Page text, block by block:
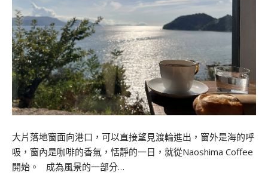
大片落地窗面向港口，可以直接望見渡輪進出，窗外是海的呼
吸，窗內是咖啡的香氣，恬靜的一日，就從Naoshima Coffee
開始。 成為風景的一部分…